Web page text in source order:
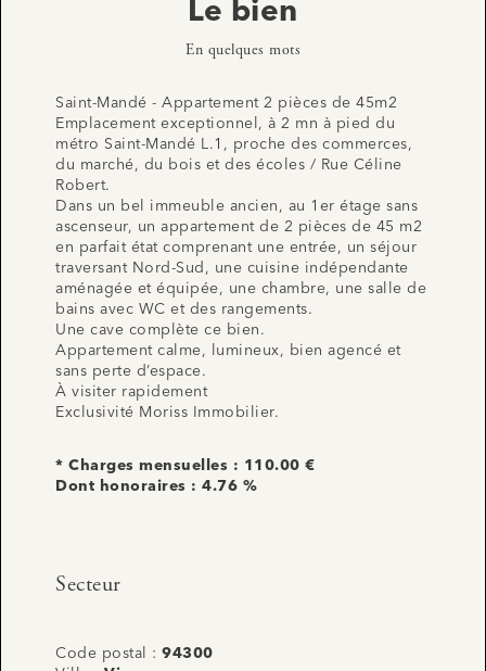
Le bien
En quelques mots
Saint-Mandé - Appartement 2 pièces de 45m2
Emplacement exceptionnel, à 2 mn à pied du
métro Saint-Mandé L.1, proche des commerces,
du marché, du bois et des écoles / Rue Céline
Robert.
Dans un bel immeuble ancien, au 1er étage sans
ascenseur, un appartement de 2 pièces de 45 m2
en parfait état comprenant une entrée, un séjour
traversant Nord-Sud, une cuisine indépendante
aménagée et équipée, une chambre, une salle de
bains avec WC et des rangements.
Une cave complète ce bien.
Appartement calme, lumineux, bien agencé et
sans perte d’espace.
À visiter rapidement
Exclusivité Moriss Immobilier.
* Charges mensuelles : 110.00 €
Dont honoraires : 4.76 %
Secteur
Code postal : 94300